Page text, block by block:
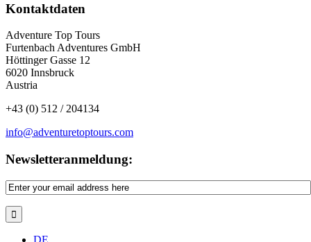
Kontaktdaten
Adventure Top Tours
Furtenbach Adventures GmbH
Höttinger Gasse 12
6020 Innsbruck
Austria
+43 (0) 512 / 204134
info@adventuretoptours.com
Newsletteranmeldung:
DE